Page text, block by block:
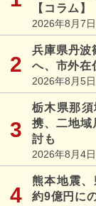
【コラム】
2026年8月7日
兵庫県丹波
へ、市外在
2026年8月5日
栃木県那
携、二地
討も
2026年8月4日
熊本地震、
約9億円に